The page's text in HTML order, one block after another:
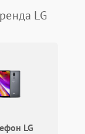
LG
LG